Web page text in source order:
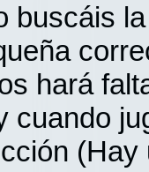
buscáis
hará
cuando